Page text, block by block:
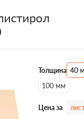
Толщина 40
100 мм
Цена за